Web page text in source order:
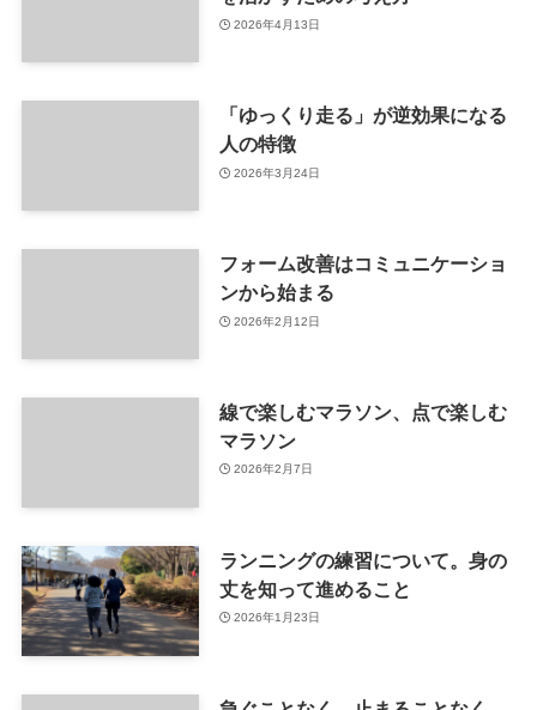
2026年4月13日
「ゆっくり走る」が逆効果になる
人の特徴
2026年3月24日
フォーム改善はコミュニケーショ
ンから始まる
2026年2月12日
線で楽しむマラソン、点で楽しむ
マラソン
2026年2月7日
ランニングの練習について。身の
丈を知って進めること
2026年1月23日